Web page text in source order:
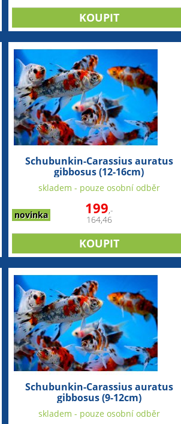
Schubunkin-Carassius auratus
gibbosus (12-16cm)
novinka
skladem - pouze osobní odběr
199,-
164,46
Schubunkin-Carassius auratus
gibbosus (9-12cm)
skladem - pouze osobní odběr